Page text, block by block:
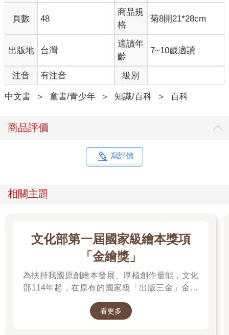
頁數 48
商品規
格
菊8開21*28cm
出版地 台灣
適讀年
齡
7~10歲適讀
注音 有注音 級別
中文書 ＞ 童書/青少年 ＞ 知識/百科 ＞ 百科
商品評價
寫評價
相關主題
文化部第一屆國家級繪本獎項
「金繪獎」
為扶持我國原創繪本發展、厚植創作量能，文化
部114年起，在原有的國家級「出版三金」金鼎
促進台灣圖文出版的多元發展。獎項分為「特別
看更多